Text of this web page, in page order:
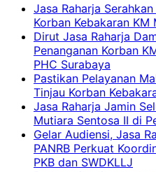
Jasa Raharja
Korban Kebakaran KM
Dirut Jasa Raharja
Penanganan Korban
PHC Surabaya
Pastikan Pelayanan
Tinjau Korban
Jasa Raharja Jamin
Mutiara Sentosa II di
Gelar Audiensi, Jasa
PANRB Perkuat
PKB dan SWDKLLJ